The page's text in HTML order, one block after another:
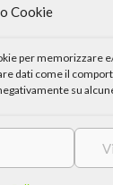
Cookie
per memorizzare
dati come il
su